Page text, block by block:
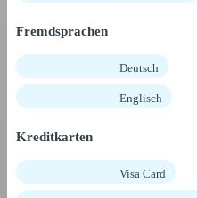
Fremdsprachen
Deutsch
Englisch
Kreditkarten
Visa Card